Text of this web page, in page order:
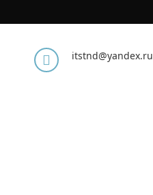
itstnd@yandex.ru